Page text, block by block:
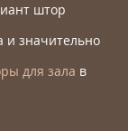
штор
и значительно
для зала в